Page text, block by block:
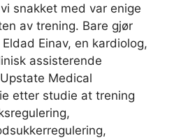
snakket med var enige
av trening. Bare gjør
Einav, en kardiolog,
assisterende
Medical
etter studie at trening